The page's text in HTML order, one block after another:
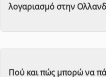
λογαριασμό στην
Πού και πώς μπορώ να